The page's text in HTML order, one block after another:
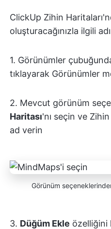
ClickUp Zihin
oluşturacağınızla ilgili
1. Görünümler
tıklayarak Görünümler
2. Mevcut görünüm
Haritası'nı seçin ve Zihin
ad verin
Görünüm
3. Düğüm Ekle özelliğini